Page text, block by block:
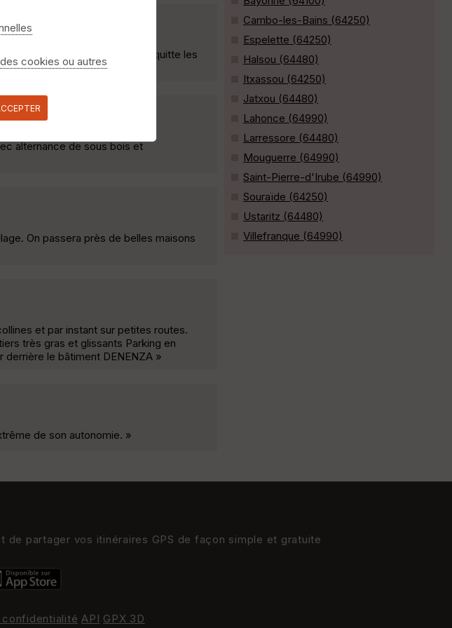
la voie dite "française". Elle quitte les
est ici décrite. »
alternance de sous bois et
On passera près de belles maisons
et par instant sur petites routes.
très gras et glissants Parking en
derrière le bâtiment DENENZA »
de son autonomie. »
Cambo-les-Bains (64250)
Espelette (64250)
Halsou (64480)
Itxassou (64250)
Jatxou (64480)
Lahonce (64990)
Larressore (64480)
Mouguerre (64990)
Saint-Pierre-d'Irube (64990)
Souraïde (64250)
Ustaritz (64480)
Villefranque (64990)
partager vos itinéraires GPS de façon simple et gratuite
API GPX 3D
cookies ou autres